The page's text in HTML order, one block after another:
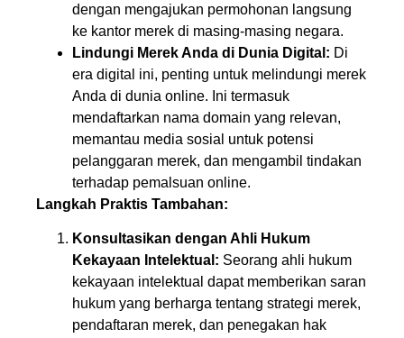
dengan mengajukan permohonan langsung
ke kantor merek di masing-masing negara.
Lindungi Merek Anda di Dunia Digital: Di
era digital ini, penting untuk melindungi merek
Anda di dunia online. Ini termasuk
mendaftarkan nama domain yang relevan,
memantau media sosial untuk potensi
pelanggaran merek, dan mengambil tindakan
terhadap pemalsuan online.
Langkah Praktis Tambahan:
Konsultasikan dengan Ahli Hukum
Kekayaan Intelektual: Seorang ahli hukum
kekayaan intelektual dapat memberikan saran
hukum yang berharga tentang strategi merek,
pendaftaran merek, dan penegakan hak